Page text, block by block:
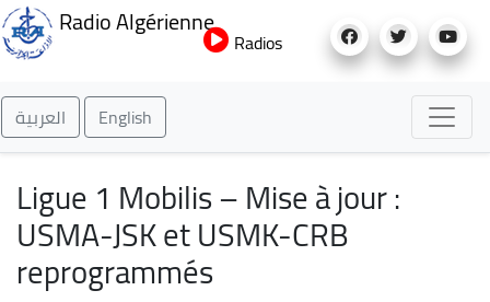
au
Radio Algérienne
Radios
العربية English
Ligue 1 Mobilis – Mise à jour :
USMA-JSK et USMK-CRB
reprogrammés